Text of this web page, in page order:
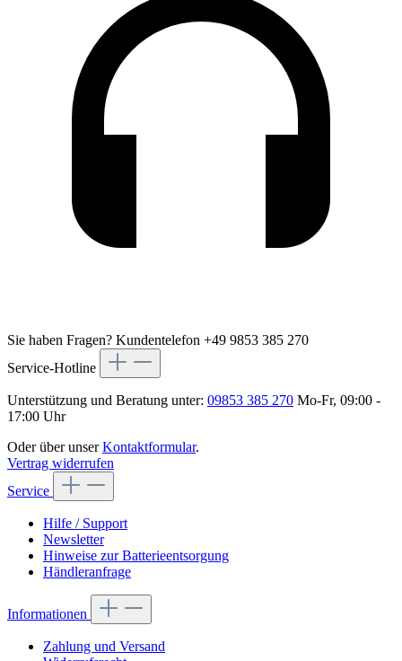
Sie haben Fragen? Kundentelefon +49 9853 385 270
Service-Hotline
Unterstützung und Beratung unter: 09853 385 270 Mo-Fr, 09:00 -
17:00 Uhr
Oder über unserKontaktformular.
Vertrag widerrufen
Service
Hilfe / Support
Newsletter
Hinweise zur Batterieentsorgung
Händleranfrage
Informationen
Zahlung und Versand